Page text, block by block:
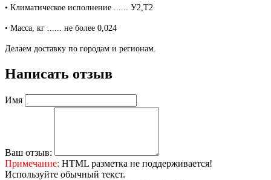
• Климатическое исполнение ...... У2,Т2
• Масса, кг ...... не более 0,024
Делаем доставку по городам и регионам.
Написать отзыв
Имя
Ваш отзыв:
Примечание: HTML разметка не поддерживается!
Используйте обычный текст.